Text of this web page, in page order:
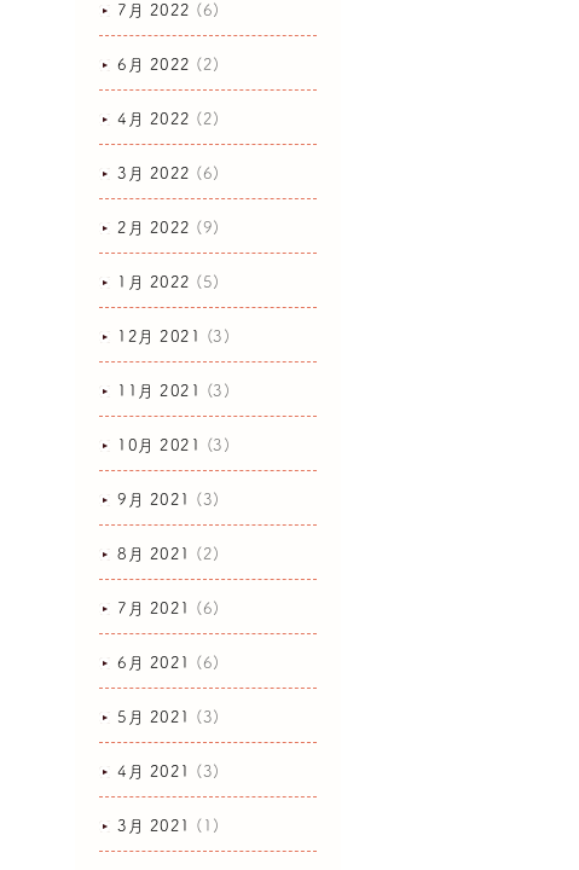
7月 2022 (6)
6月 2022 (2)
4月 2022 (2)
3月 2022 (6)
2月 2022 (9)
1月 2022 (5)
12月 2021 (3)
11月 2021 (3)
10月 2021 (3)
9月 2021 (3)
8月 2021 (2)
7月 2021 (6)
6月 2021 (6)
5月 2021 (3)
4月 2021 (3)
3月 2021 (1)